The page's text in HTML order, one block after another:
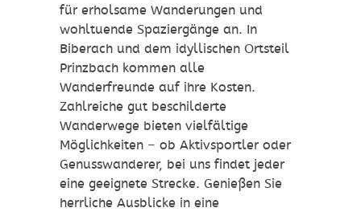
für erholsame Wanderungen und
wohltuende Spaziergänge an. In
Biberach und dem idyllischen Ortsteil
Prinzbach kommen alle
Wanderfreunde auf ihre Kosten.
Zahlreiche gut beschilderte
Wanderwege bieten vielfältige
Möglichkeiten – ob Aktivsportler oder
Genusswanderer, bei uns findet jeder
eine geeignete Strecke. Genießen Sie
herrliche Ausblicke in eine